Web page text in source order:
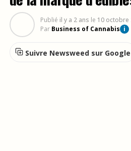
Publié il y a 2 ans le 10 octobre
Par Business of Cannabis i
Suivre Newsweed sur Google